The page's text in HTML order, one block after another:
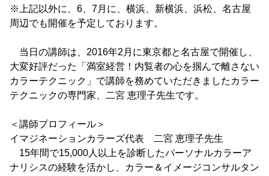
※上記以外に、6、7月に、横浜、新横浜、浜松、名古屋
周辺でも開催を予定しております。
当日の講師は、2016年2月に東京都と名古屋で開催し、
大変好評だった「満室経営！内覧者の心を掴んで離さない
カラーテクニック」で講師を務めていただきましたカラー
テクニックの専門家、二宮 恵理子先生です。
＜講師プロフィール＞
イマジネーションカラーズ代表 二宮 恵理子先生
15年間で15,000人以上を診断したパーソナルカラーア
ナリシスの経験を活かし、カラー＆イメージコンサルタン